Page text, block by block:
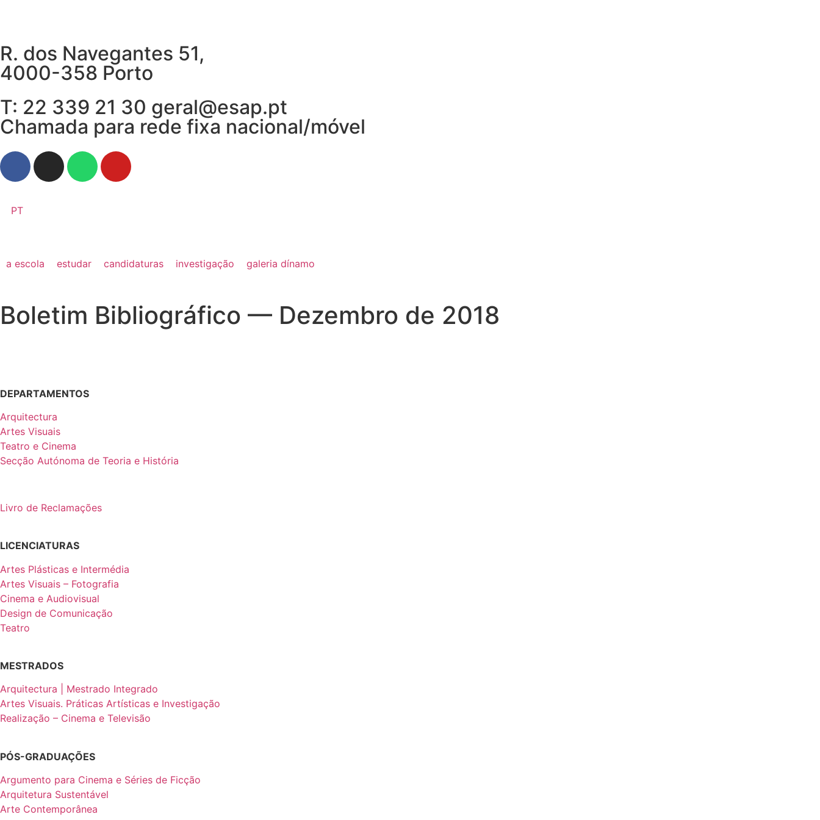
R. dos Navegantes 51,
4000-358 Porto
T: 22 339 21 30 geral@esap.pt
Chamada para rede fixa nacional/móvel
PT
a escola estudar candidaturas investigação galeria dínamo
Boletim Bibliográfico — Dezembro de 2018
DEPARTAMENTOS
Arquitectura
Artes Visuais
Teatro e Cinema
Secção Autónoma de Teoria e História
Livro de Reclamações
LICENCIATURAS
Artes Plásticas e Intermédia
Artes Visuais – Fotografia
Cinema e Audiovisual
Design de Comunicação
Teatro
MESTRADOS
Arquitectura | Mestrado Integrado
Artes Visuais. Práticas Artísticas e Investigação
Realização – Cinema e Televisão
PÓS-GRADUAÇÕES
Argumento para Cinema e Séries de Ficção
Arquitetura Sustentável
Arte Contemporânea